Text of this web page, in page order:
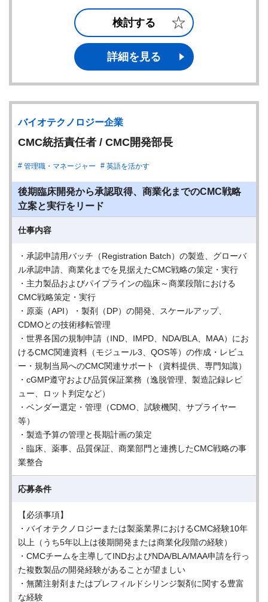
検討する
詳細を見る
バイオテクノロジー企業
CMC統括責任者 / CMC開発部長
管理職・マネージャー 英語を活かす
後期臨床開発から承認取得、商業化までのCMC戦略
立案と実行をリード
仕事内容
・承認申請用バッチ（Registration Batch）の製造、グローバ
ル承認申請、商業化までを見据えたCMC戦略の策定・実行
・主力製品およびパイプラインの臨床～商業段階における
CMC戦略策定・実行
・原薬（API）・製剤（DP）の開発、スケールアップ、
CDMOとの技術移転管理
・世界各国の規制申請（IND、IMPD、NDA/BLA、MAA）にお
けるCMC関連資料（モジュール3、QOS等）の作成・レビュ
ー・規制当局へのCMC関連サポート（資料提供、専門知識）
・cGMP遵守および品質保証業務（逸脱管理、製造記録レビ
ュー、ロット判定など）
・ベンダー選定・管理（CDMO、試験機関、サプライヤー
等）
・製造予算の管理と長期計画の策定
・臨床、薬事、品質保証、商業部門と連携したCMC戦略の事
業整合
応募条件
【必須事項】
・バイオテクノロジーまたは製薬業界におけるCMC経験10年
以上（うち5年以上は後期開発または商業化段階の経験）
・CMCチームを主導してINDおよびNDA/BLA/MAA申請を行っ
た複数製品の開発経験があることが望ましい
・無菌注射剤またはプレフィルドシリンジ製剤に関する豊富
な経験